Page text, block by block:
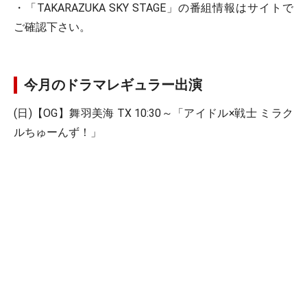
・「TAKARAZUKA SKY STAGE」の番組情報はサイトで
ご確認下さい。
今月のドラマレギュラー出演
(日)【OG】舞羽美海 TX 10:30～「アイドル×戦士 ミラク
ルちゅーんず！」